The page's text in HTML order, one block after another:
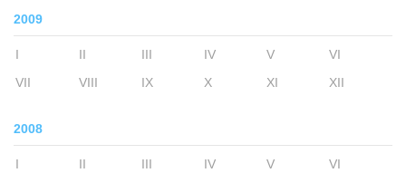
2009
I II III IV V
VI
VII
VIII IX X XI XII
2008
I II III IV V
VI